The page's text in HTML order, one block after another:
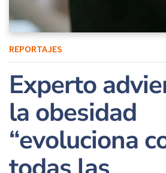
REPORTAJES
Experto
la obesidad
“evoluciona